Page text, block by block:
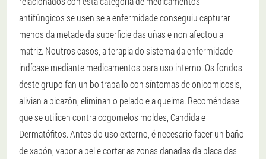
antifúngicos se usen se a enfermidade conseguiu capturar
menos da metade da superficie das uñas e non afectou a
matriz. Noutros casos, a terapia do sistema da enfermidade
indícase mediante medicamentos para uso interno. Os fondos
deste grupo fan un bo traballo con síntomas de onicomicosis,
alivian a picazón, eliminan o pelado e a queima. Recoméndase
que se utilicen contra cogomelos moldes, Candida e
Dermatófitos. Antes do uso externo, é necesario facer un baño
de xabón, vapor a pel e cortar as zonas danadas da placa das